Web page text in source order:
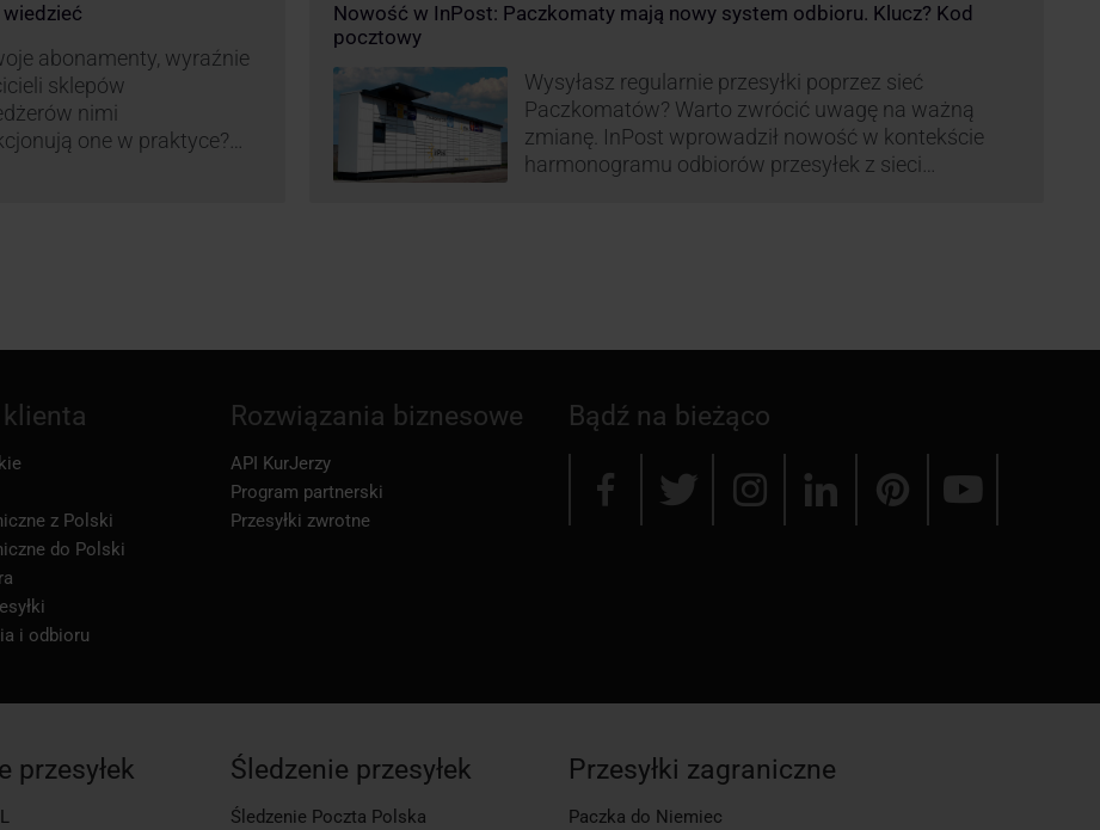
InPost. To
pracowników …
abonamenty, wyraźnie
sklepów
nimi
one w praktyce?
Nowość w InPost: Paczkomaty mają nowy system odbioru. Klucz? Kod
pocztowy
Wysyłasz regularnie przesyłki poprzez sieć
Paczkomatów? Warto zwrócić uwagę na ważną
zmianę. InPost wprowadził nowość w kontekście
harmonogramu odbiorów przesyłek z sieci
Bądź na bieżąco
klienta
z Polski
do Polski
i odbioru
Rozwiązania biznesowe
API KurJerzy
Program partnerski
Przesyłki zwrotne
przesyłek Śledzenie przesyłek
Śledzenie Poczta Polska
Przesyłki zagraniczne
Paczka do Niemiec